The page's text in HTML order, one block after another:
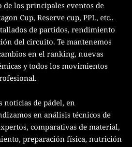
los principales eventos de
Cup, Reserve cup, PPL, etc..
de partidos, rendimiento
del circuito. Te mantenemos
en el ranking, nuevas
y todos los movimientos
noticias de pádel, en
en análisis técnicos de
comparativas de material,
preparación física, nutrición